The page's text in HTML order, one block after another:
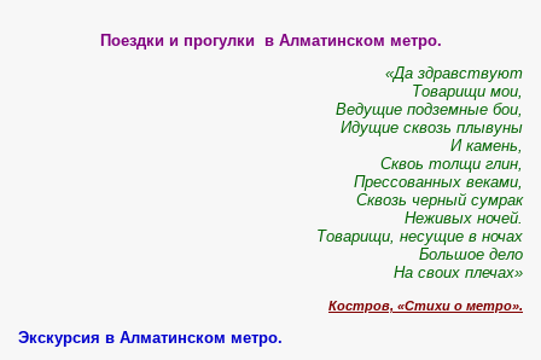
Поездки и прогулки в Алматинском метро.
«Да здравствуют
Товарищи мои,
Ведущие подземные бои,
Идущие сквозь плывуны
И камень,
Сквоь толщи глин,
Прессованных веками,
Сквозь черный сумрак
Неживых ночей.
Товарищи, несущие в ночах
Большое дело
На своих плечах»
Костров, «Стихи о метро».
Экскурсия в Алматинском метро.